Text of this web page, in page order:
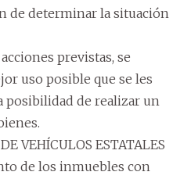
de determinar la situación
previstas, se
uso posible que se les
posibilidad de realizar un
VEHÍCULOS ESTATALES
de los inmuebles con